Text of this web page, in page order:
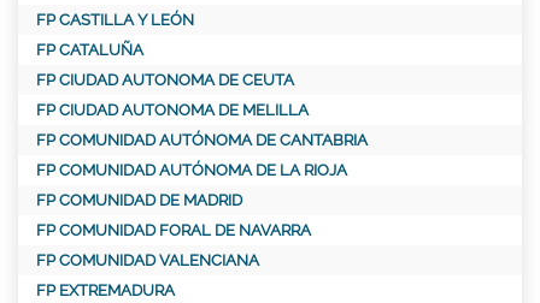
FP CASTILLA Y LEÓN
FP CATALUÑA
FP CIUDAD AUTONOMA DE CEUTA
FP CIUDAD AUTONOMA DE MELILLA
FP COMUNIDAD AUTÓNOMA DE CANTABRIA
FP COMUNIDAD AUTÓNOMA DE LA RIOJA
FP COMUNIDAD DE MADRID
FP COMUNIDAD FORAL DE NAVARRA
FP COMUNIDAD VALENCIANA
FP EXTREMADURA